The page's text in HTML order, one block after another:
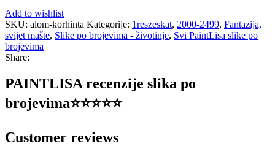
Add to wishlist
SKU: alom-korhinta Kategorije: 1reszeskat, 2000-2499, Fantazija,
svijet mašte, Slike po brojevima - životinje, Svi PaintLisa slike po
brojevima
Share:
PAINTLISA recenzije slika po
brojevima⭐️⭐️⭐️⭐️⭐️
Customer reviews